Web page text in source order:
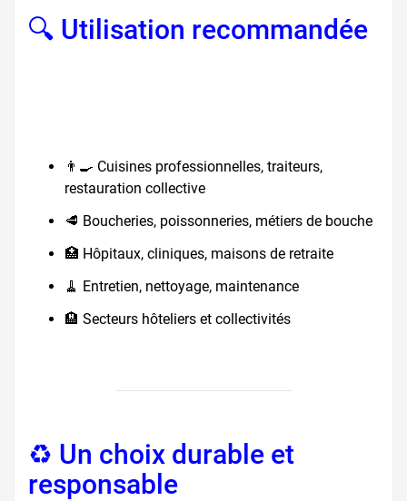
🔍 Utilisation recommandée
👨‍🍳 Cuisines professionnelles, traiteurs,
restauration collective
🥩 Boucheries, poissonneries, métiers de bouche
🏥 Hôpitaux, cliniques, maisons de retraite
🧹 Entretien, nettoyage, maintenance
🏨 Secteurs hôteliers et collectivités
♻️ Un choix durable et
responsable